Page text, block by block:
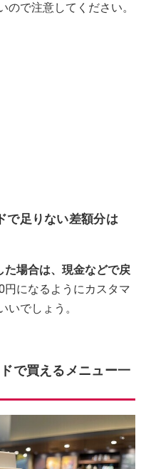
ので注意してください。
で足りない差額分は
場合は、現金などで戻
円になるようにカスタマ
いでしょう。
で買えるメニュー一